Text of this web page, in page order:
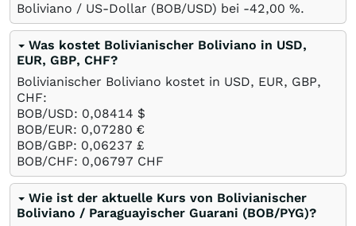
Boliviano / US-Dollar (BOB/USD) bei -42,00 %.
Was kostet Bolivianischer Boliviano in USD,
EUR, GBP, CHF?
Bolivianischer Boliviano kostet in USD, EUR, GBP,
CHF:
BOB/USD: 0,08414 $
BOB/EUR: 0,07280 €
BOB/GBP: 0,06237 £
BOB/CHF: 0,06797 CHF
Wie ist der aktuelle Kurs von Bolivianischer
Boliviano / Paraguayischer Guarani (BOB/PYG)?